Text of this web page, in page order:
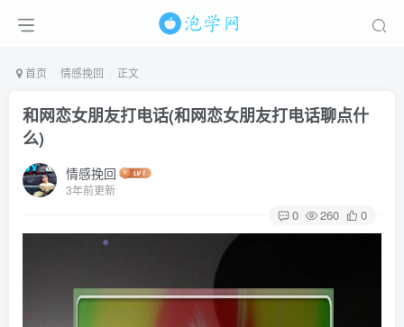
首页 情感挽回 正文
和网恋女朋友打电话(和网恋女朋友打电话聊点什
么)
情感挽回
3年前更新
0 260 0